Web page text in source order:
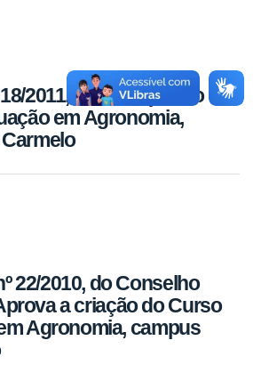
2011, Autorização do
em Agronomia,
22/2010, do Conselho
a criação do Curso
Agronomia, campus